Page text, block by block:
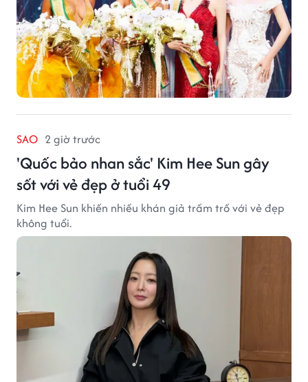
SAO 2 giờ trước
'Quốc bảo nhan sắc' Kim Hee Sun gây
sốt với vẻ đẹp ở tuổi 49
Kim Hee Sun khiến nhiều khán giả trầm trồ với vẻ đẹp
không tuổi.